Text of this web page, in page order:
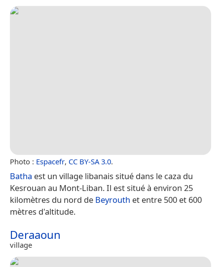
Photo : Espacefr, CC BY-SA 3.0.
Batha est un village libanais situé dans le caza du
Kesrouan au Mont-Liban. Il est situé à environ 25
kilomètres du nord de Beyrouth et entre 500 et 600
mètres d'altitude.
Deraaoun
village